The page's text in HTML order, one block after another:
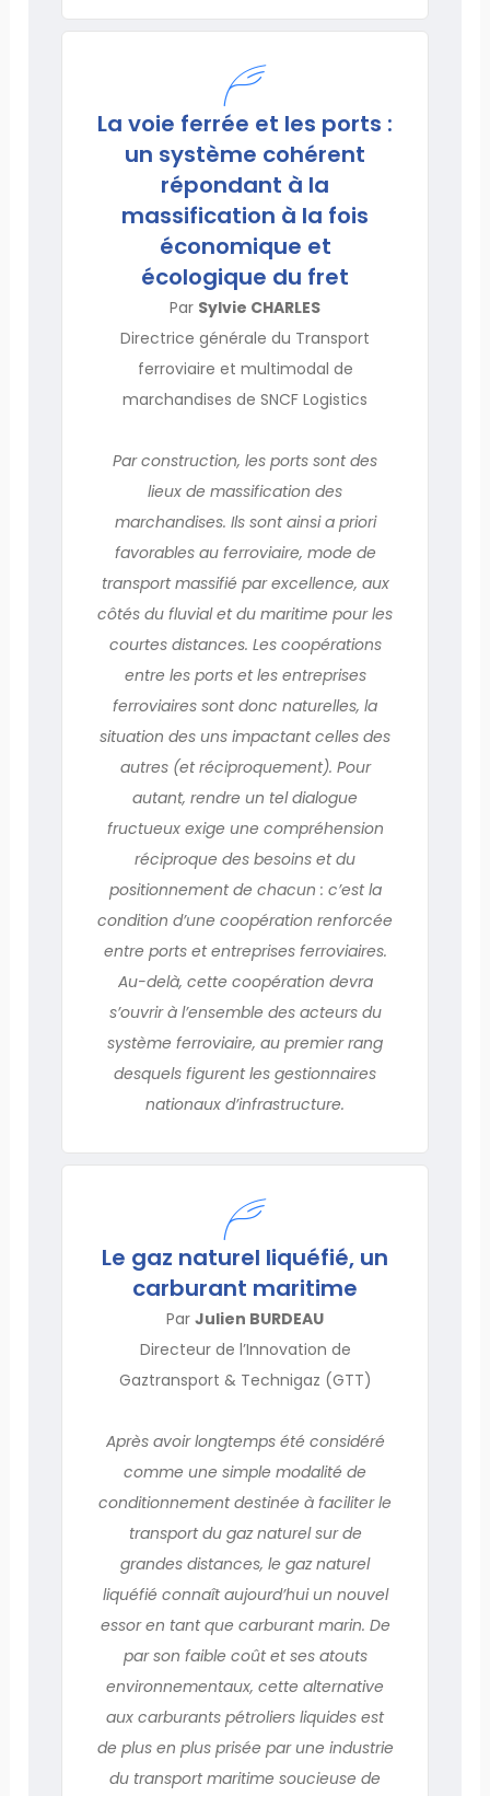
La voie ferrée et les ports :
un système cohérent
répondant à la
massification à la fois
économique et
écologique du fret
Par Sylvie CHARLES
Directrice générale du Transport
ferroviaire et multimodal de
marchandises de SNCF Logistics
Par construction, les ports sont des
lieux de massification des
marchandises. Ils sont ainsi a priori
favorables au ferroviaire, mode de
transport massifié par excellence, aux
côtés du fluvial et du maritime pour les
courtes distances. Les coopérations
entre les ports et les entreprises
ferroviaires sont donc naturelles, la
situation des uns impactant celles des
autres (et réciproquement). Pour
autant, rendre un tel dialogue
fructueux exige une compréhension
réciproque des besoins et du
positionnement de chacun : c’est la
condition d’une coopération renforcée
entre ports et entreprises ferroviaires.
Au-delà, cette coopération devra
s’ouvrir à l’ensemble des acteurs du
système ferroviaire, au premier rang
desquels figurent les gestionnaires
nationaux d’infrastructure.
Le gaz naturel liquéfié, un
carburant maritime
Par Julien BURDEAU
Directeur de l’Innovation de
Gaztransport & Technigaz (GTT)
Après avoir longtemps été considéré
comme une simple modalité de
conditionnement destinée à faciliter le
transport du gaz naturel sur de
grandes distances, le gaz naturel
liquéfié connaît aujourd’hui un nouvel
essor en tant que carburant marin. De
par son faible coût et ses atouts
environnementaux, cette alternative
aux carburants pétroliers liquides est
de plus en plus prisée par une industrie
du transport maritime soucieuse de